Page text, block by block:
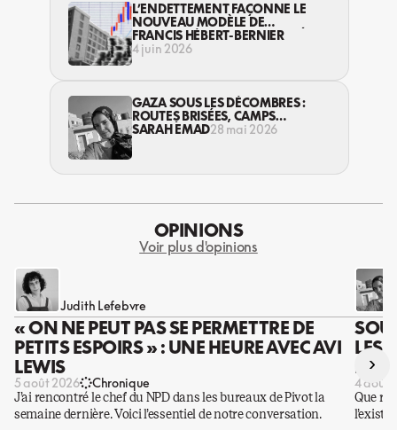
L’ENDETTEMENT FAÇONNE LE
NOUVEAU MODÈLE DE
LOGEMENTS SUBVENTIONNÉS
AU QUÉBEC
FRANCIS HÉBERT-BERNIER
4 juin 2026
GAZA SOUS LES DÉCOMBRES :
ROUTES BRISÉES, CAMPS
INFESTÉS ET CESSEZ-LE-FEU SANS
SARAH EMAD28 mai 2026
OPINIONS
Voir plus d'opinions
Judith Lefebvre
« ON NE PEUT PAS SE PERMETTRE DE
PETITS ESPOIRS » : UNE HEURE AVEC AVI
LEWIS
5 août 2026 Chronique
J’ai rencontré le chef du NPD dans les bureaux de Pivot la
semaine dernière. Voici l’essentiel de notre conversation.
LES
DES
4 août
Que
›